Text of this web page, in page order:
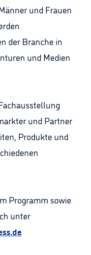
und Frauen
der Branche in
und Medien
und Partner
Produkte und
Programm sowie
unter